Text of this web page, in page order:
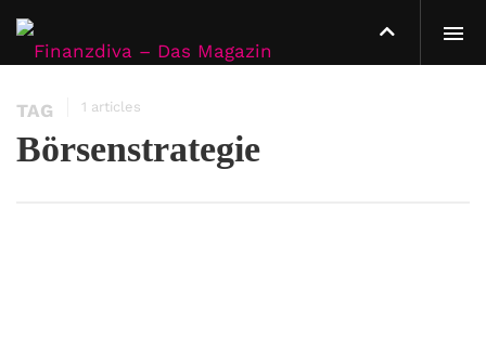
TAG 1 articles
Börsenstrategie